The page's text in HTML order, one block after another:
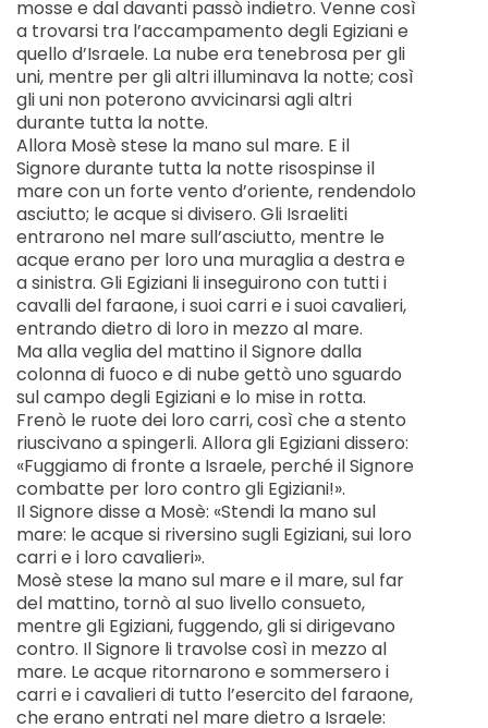
mosse e dal davanti passò indietro. Venne così
a trovarsi tra l’accampamento degli Egiziani e
quello d’Israele. La nube era tenebrosa per gli
uni, mentre per gli altri illuminava la notte; così
gli uni non poterono avvicinarsi agli altri
durante tutta la notte.
Allora Mosè stese la mano sul mare. E il
Signore durante tutta la notte risospinse il
mare con un forte vento d’oriente, rendendolo
asciutto; le acque si divisero. Gli Israeliti
entrarono nel mare sull’asciutto, mentre le
acque erano per loro una muraglia a destra e
a sinistra. Gli Egiziani li inseguirono con tutti i
cavalli del faraone, i suoi carri e i suoi cavalieri,
entrando dietro di loro in mezzo al mare.
Ma alla veglia del mattino il Signore dalla
colonna di fuoco e di nube gettò uno sguardo
sul campo degli Egiziani e lo mise in rotta.
Frenò le ruote dei loro carri, così che a stento
riuscivano a spingerli. Allora gli Egiziani dissero:
«Fuggiamo di fronte a Israele, perché il Signore
combatte per loro contro gli Egiziani!».
Il Signore disse a Mosè: «Stendi la mano sul
mare: le acque si riversino sugli Egiziani, sui loro
carri e i loro cavalieri».
Mosè stese la mano sul mare e il mare, sul far
del mattino, tornò al suo livello consueto,
mentre gli Egiziani, fuggendo, gli si dirigevano
contro. Il Signore li travolse così in mezzo al
mare. Le acque ritornarono e sommersero i
carri e i cavalieri di tutto l’esercito del faraone,
che erano entrati nel mare dietro a Israele: